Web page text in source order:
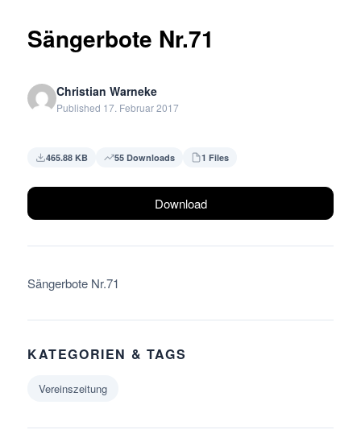
Sängerbote Nr.71
Christian Warneke
Published 17. Februar 2017
465.88 KB 55 Downloads 1 Files
Download
Sängerbote Nr.71
KATEGORIEN & TAGS
Vereinszeitung